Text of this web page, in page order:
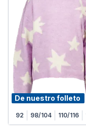
De nuestro folleto
92 98/104 110/116